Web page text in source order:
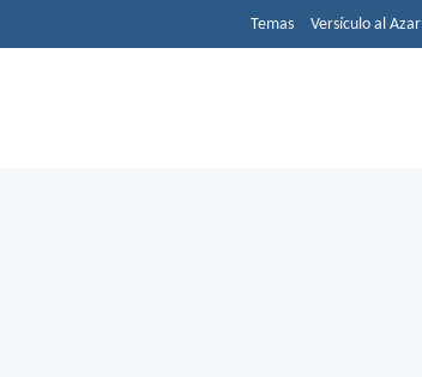
Temas Versículo al Azar